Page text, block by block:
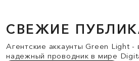
СВЕЖИЕ
Агентские аккаунты Green Light -
надежный проводник в мире